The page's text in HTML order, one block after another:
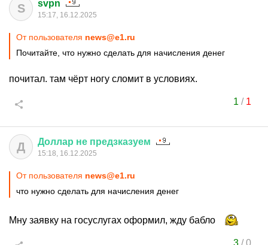
S svpn
15:17, 16.12.2025
От пользователя news@e1.ru
Почитайте, что нужно сделать для начисления денег
почитал. там чёрт ногу сломит в условиях.
1 / 1
Д Доллар не предзказуем
15:18, 16.12.2025
От пользователя news@e1.ru
что нужно сделать для начисления денег
Мну заявку на госуслугах оформил, жду бабло
3/0